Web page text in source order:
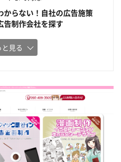
からない！自社の広告施策
告制作会社を探す
と見る